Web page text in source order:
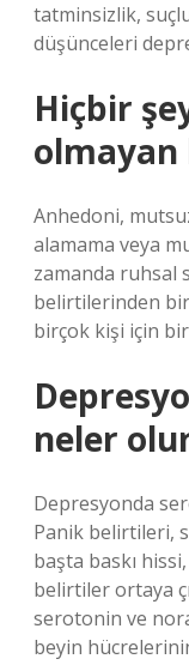
tatminsizlik,
düşünceleri
Hiçbir
olmayan
Anhedoni,
alamama veya
zamanda ruhsal
belirtilerinden
birçok kişi için
neler
Depresyonda
Panik belirtileri,
başta baskı
belirtiler ortaya
serotonin ve
beyin